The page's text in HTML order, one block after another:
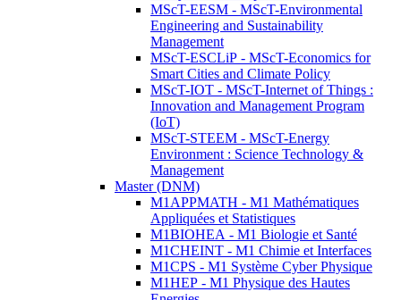
MScT-EESM - MScT-Environmental
Engineering and Sustainability
Management
MScT-ESCLiP - MScT-Economics for
Smart Cities and Climate Policy
MScT-IOT - MScT-Internet of Things :
Innovation and Management Program
(IoT)
MScT-STEEM - MScT-Energy
Environment : Science Technology &
Management
Master (DNM)
M1APPMATH - M1 Mathématiques
Appliquées et Statistiques
M1BIOHEA - M1 Biologie et Santé
M1CHEINT - M1 Chimie et Interfaces
M1CPS - M1 Système Cyber Physique
M1HEP - M1 Physique des Hautes